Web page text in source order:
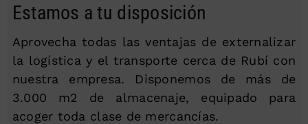
Estamos a tu disposición
Aprovecha todas las ventajas de externalizar
la logística y el transporte cerca de Rubí con
nuestra empresa. Disponemos de más de
3.000 m2 de almacenaje, equipado para
acoger toda clase de mercancías.